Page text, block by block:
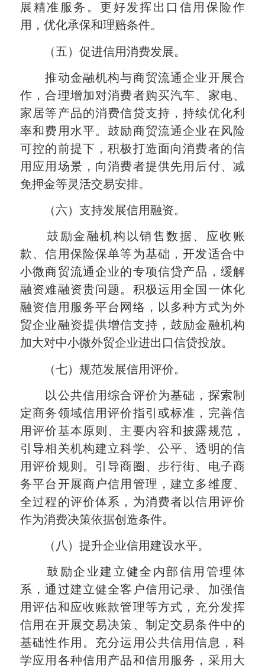
展精准服务。更好发挥出口信用保险作
用，优化承保和理赔条件。
（五）促进信用消费发展。
推动金融机构与商贸流通企业开展合
作，合理增加对消费者购买汽车、家电、
家居等产品的消费信贷支持，持续优化利
率和费用水平。鼓励商贸流通企业在风险
可控的前提下，积极打造面向消费者的信
用应用场景，向消费者提供先用后付、减
免押金等灵活交易安排。
（六）支持发展信用融资。
鼓励金融机构以销售数据、应收账
款、信用保险保单等为基础，开发适合中
小微商贸流通企业的专项信贷产品，缓解
融资难融资贵问题。积极运用全国一体化
融资信用服务平台网络，以多种方式为外
贸企业融资提供增信支持，鼓励金融机构
加大对中小微外贸企业进出口信贷投放。
（七）规范发展信用评价。
以公共信用综合评价为基础，探索制
定商务领域信用评价指引或标准，完善信
用评价基本原则、主要内容和披露规范，
引导相关机构建立科学、公平、透明的信
用评价规则。引导商圈、步行街、电子商
务平台开展商户信用管理，建立多维度、
全过程的评价体系，为消费者以信用评价
作为消费决策依据创造条件。
（八）提升企业信用建设水平。
鼓励企业建立健全内部信用管理体
系，通过建立健全客户信用记录、加强信
用评估和应收账款管理等方式，充分发挥
信用在开展交易决策、制定交易条件中的
基础性作用。充分运用公共信用信息，科
学应用各种信用产品和信用服务，采用大